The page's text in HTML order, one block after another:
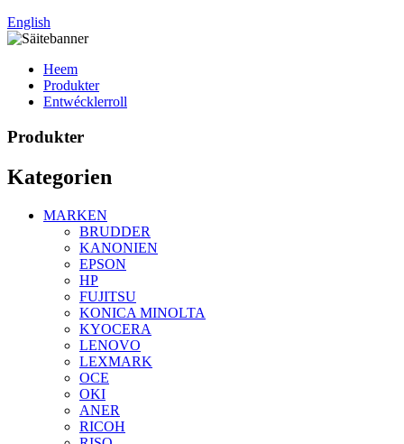
English
Heem
Produkter
Entwécklerroll
Produkter
Kategorien
MARKEN
BRUDDER
KANONIEN
EPSON
HP
FUJITSU
KONICA MINOLTA
KYOCERA
LENOVO
LEXMARK
OCE
OKI
ANER
RICOH